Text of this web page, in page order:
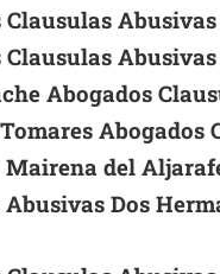
Clausulas Abusivas
Clausulas
Abogados
Abogados
del
Dos